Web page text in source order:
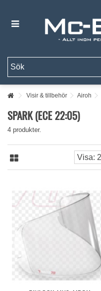
Visir & tillbehör Airoh
SPARK (ECE 22:05)
4 produkter.